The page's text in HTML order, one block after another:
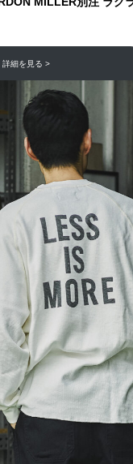
詳細を見る >